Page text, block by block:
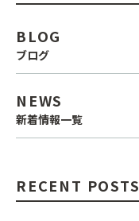
BLOG
ブログ
NEWS
新着情報一覧
RECENT POSTS